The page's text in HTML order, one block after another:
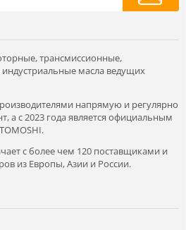
трансмиссионные,
масла ведущих
напрямую и регулярно
а с 2023 года является официальным
с более чем 120 поставщиками и
из Европы, Азии и России.